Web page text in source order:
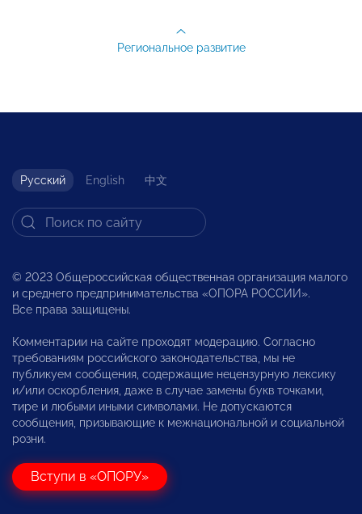
Региональное развитие
Русский English 中文
© 2023 Общероссийская общественная организация малого
и среднего предпринимательства «ОПОРА РОССИИ».
Все права защищены.
Комментарии на сайте проходят модерацию. Согласно
требованиям российского законодательства, мы не
публикуем сообщения, содержащие нецензурную лексику
и/или оскорбления, даже в случае замены букв точками,
тире и любыми иными символами. Не допускаются
сообщения, призывающие к межнациональной и социальной
розни.
Вступи в «ОПОРУ»